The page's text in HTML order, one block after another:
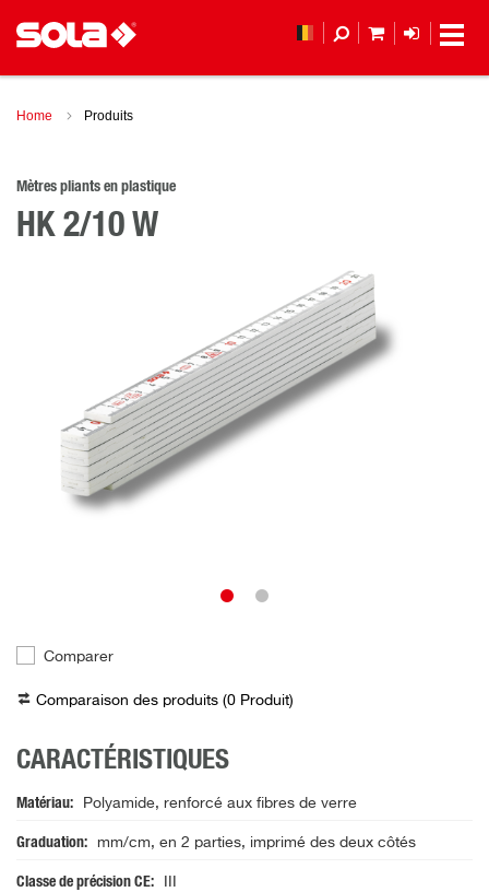
Home Produits
Mètres pliants en plastique
HK 2/10 W
Comparer
Comparaison des produits (0 Produit)
CARACTÉRISTIQUES
Matériau Polyamide, renforcé aux fibres de verre
Graduation mm/cm, en 2 parties, imprimé des deux côtés
Classe de précision CE
MON PANIER
LOGIN